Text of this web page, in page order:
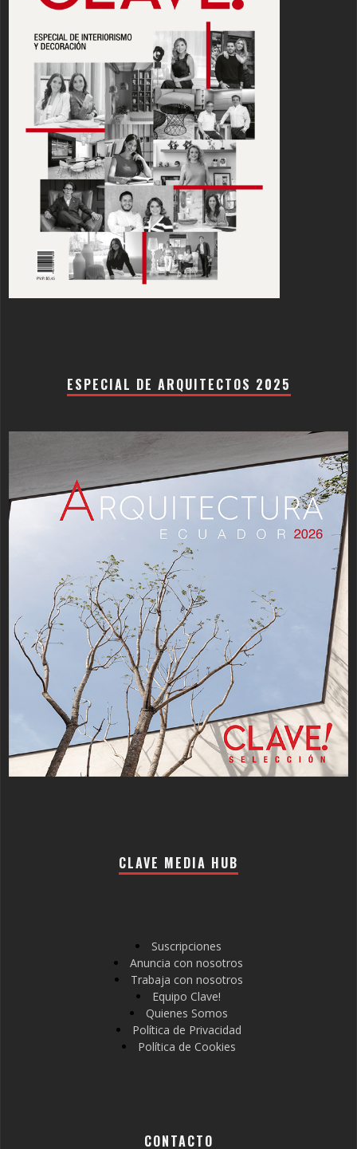
ESPECIAL DE ARQUITECTOS 2025
CLAVE MEDIA HUB
Suscripciones
Anuncia con nosotros
Trabaja con nosotros
Equipo Clave!
Quienes Somos
Política de Privacidad
Política de Cookies
CONTACTO